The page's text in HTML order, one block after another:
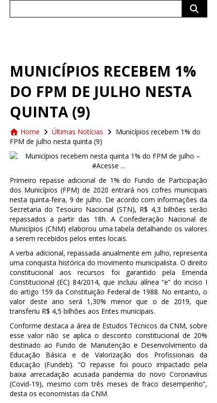
MUNICÍPIOS RECEBEM 1%
DO FPM DE JULHO NESTA
QUINTA (9)
Home Últimas Notícias
Municípios recebem 1% do
FPM de julho nesta quinta (9)
Primeiro repasse adicional de 1% do Fundo de Participação
dos Municípios (FPM) de 2020 entrará nos cofres municipais
nesta quinta-feira, 9 de julho. De acordo com informações da
Secretaria do Tesouro Nacional (STN), R$ 4,3 bilhões serão
repassados a partir das 18h. A Confederação Nacional de
Municípios (CNM) elaborou uma tabela detalhando os valores
a serem recebidos pelos entes locais.
A verba adicional, repassada anualmente em julho, representa
uma conquista histórica do movimento municipalista. O direito
constitucional aos recursos foi garantido pela Emenda
Constitucional (EC) 84/2014, que incluiu alínea “e” do inciso I
do artigo 159 da Constituição Federal de 1988. No entanto, o
valor deste ano será 1,30% menor que o de 2019, que
transferiu R$ 4,5 bilhões aos Entes municipais.
Conforme destaca a área de Estudos Técnicos da CNM, sobre
esse valor não se aplica o desconto constitucional de 20%
destinado ao Fundo de Manutenção e Desenvolvimento da
Educação Básica e de Valorização dos Profissionais da
Educação (Fundeb). “O repasse foi pouco impactado pela
baixa arrecadação acusada pandemia do novo Coronavírus
(Covid-19), mesmo com três meses de fraco desempenho”,
desta os economistas da CNM.